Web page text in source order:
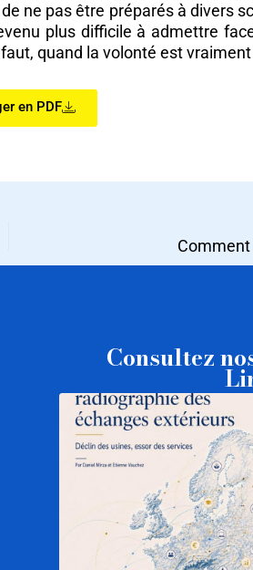
ne pas être préparés à divers
plus difficile à admettre
quand la volonté est
en PDF
Comment
Consultez